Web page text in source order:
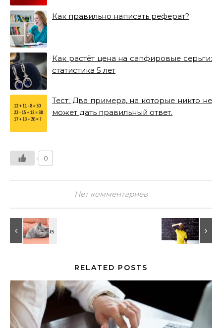
Как правильно написать реферат?
Как растёт цена на сапфировые серьги:
статистика 5 лет
Тест: Два примера, на которые никто не
может дать правильный ответ.
0
Нет комментариев
RELATED POSTS